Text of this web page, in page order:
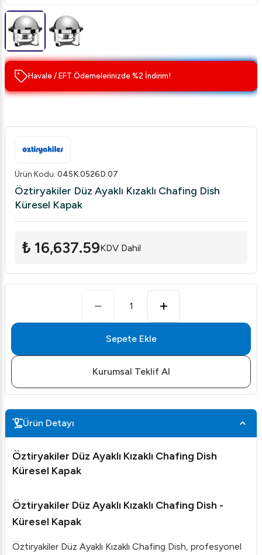
Havale / EFT Ödemelerinizde %2 İndirim!
Ürün Kodu: 045K.0526D.07
Öztiryakiler Düz Ayaklı Kızaklı Chafing Dish
Küresel Kapak
₺ 16,637.59KDV Dahil
1
Sepete Ekle
Kurumsal Teklif Al
Ürün Detayı
Öztiryakiler Düz Ayaklı Kızaklı Chafing Dish
Küresel Kapak
Öztiryakiler Düz Ayaklı Kızaklı Chafing Dish -
Küresel Kapak
Öztiryakiler Düz Ayaklı Kızaklı Chafing Dish, profesyonel